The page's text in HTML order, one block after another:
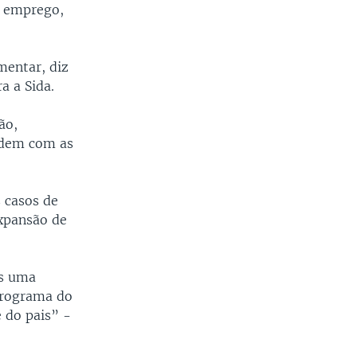
diz
a Sida.
com as
de
de
uma
do
do pais” -